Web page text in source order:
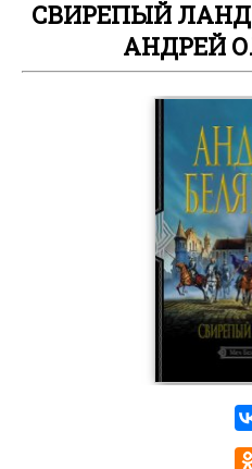
СВИРЕПЫЙ
АНДРЕЙ